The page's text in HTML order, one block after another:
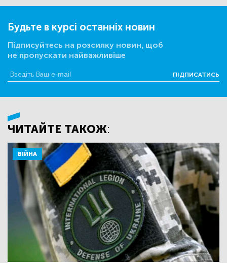
Будьте в курсі останніх новин
Підписуйтесь на розсилку новин, щоб
не пропускати найважливіше
ПІДПИСАТИСЬ
ЧИТАЙТЕ ТАКОЖ:
ВІЙНА